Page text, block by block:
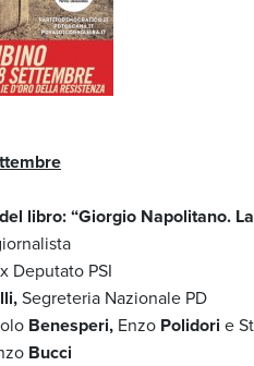
libro: “Giorgio Napolitano.
Deputato PSI
Segreteria Nazionale PD
Benesperi, Enzo Polidori e
Bucci